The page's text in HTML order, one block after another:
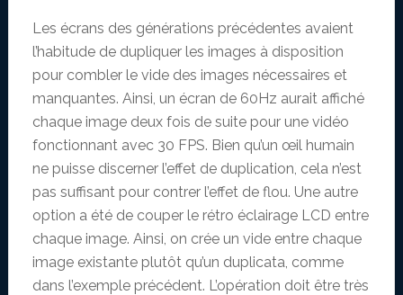
Les écrans des générations précédentes avaient
l’habitude de dupliquer les images à disposition
pour combler le vide des images nécessaires et
manquantes. Ainsi, un écran de 60Hz aurait affiché
chaque image deux fois de suite pour une vidéo
fonctionnant avec 30 FPS. Bien qu’un œil humain
ne puisse discerner l’effet de duplication, cela n’est
pas suffisant pour contrer l’effet de flou. Une autre
option a été de couper le rétro éclairage LCD entre
chaque image. Ainsi, on crée un vide entre chaque
image existante plutôt qu’un duplicata, comme
dans l’exemple précédent. L’opération doit être très